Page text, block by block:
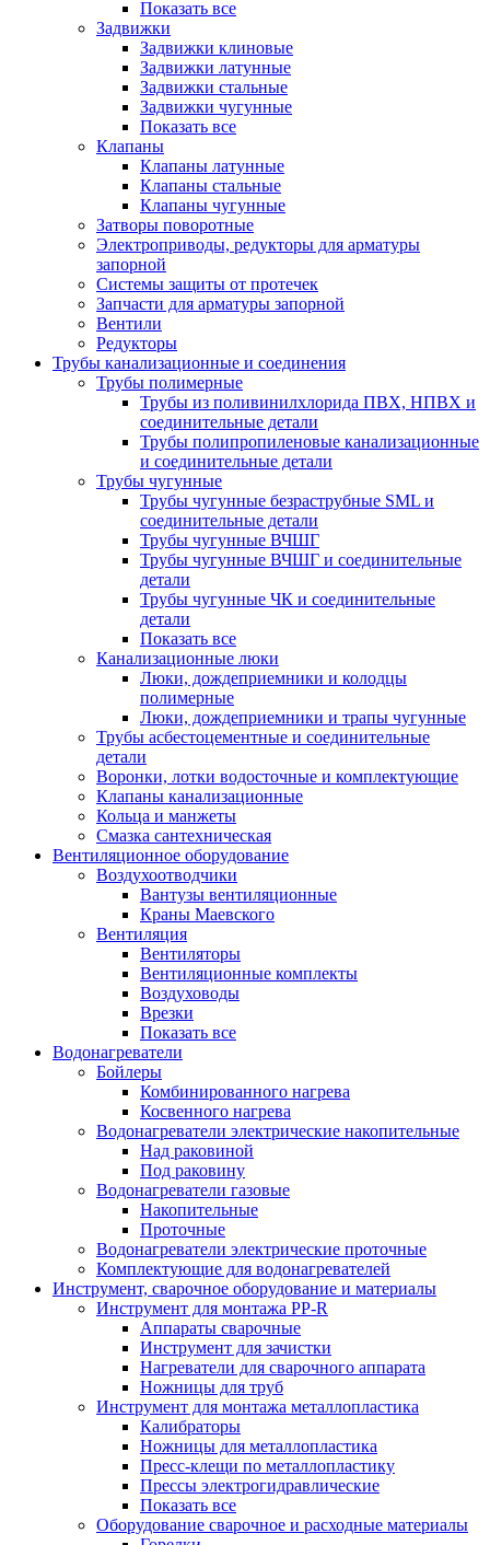
Показать все
Задвижки
Задвижки клиновые
Задвижки латунные
Задвижки стальные
Задвижки чугунные
Показать все
Клапаны
Клапаны латунные
Клапаны стальные
Клапаны чугунные
Затворы поворотные
Электроприводы, редукторы для арматуры
запорной
Системы защиты от протечек
Запчасти для арматуры запорной
Вентили
Редукторы
Трубы канализационные и соединения
Трубы полимерные
Трубы из поливинилхлорида ПВХ, НПВХ и
соединительные детали
Трубы полипропиленовые канализационные
и соединительные детали
Трубы чугунные
Трубы чугунные безраструбные SML и
соединительные детали
Трубы чугунные ВЧШГ
Трубы чугунные ВЧШГ и соединительные
детали
Трубы чугунные ЧК и соединительные
детали
Показать все
Канализационные люки
Люки, дождеприемники и колодцы
полимерные
Люки, дождеприемники и трапы чугунные
Трубы асбестоцементные и соединительные
детали
Воронки, лотки водосточные и комплектующие
Клапаны канализационные
Кольца и манжеты
Смазка сантехническая
Вентиляционное оборудование
Воздухоотводчики
Вантузы вентиляционные
Краны Маевского
Вентиляция
Вентиляторы
Вентиляционные комплекты
Воздуховоды
Врезки
Показать все
Водонагреватели
Бойлеры
Комбинированного нагрева
Косвенного нагрева
Водонагреватели электрические накопительные
Над раковиной
Под раковину
Водонагреватели газовые
Накопительные
Проточные
Водонагреватели электрические проточные
Комплектующие для водонагревателей
Инструмент, сварочное оборудование и материалы
Инструмент для монтажа PP-R
Аппараты сварочные
Инструмент для зачистки
Нагреватели для сварочного аппарата
Ножницы для труб
Инструмент для монтажа металлопластика
Калибраторы
Ножницы для металлопластика
Пресс-клещи по металлопластику
Прессы электрогидравлические
Показать все
Оборудование сварочное и расходные материалы